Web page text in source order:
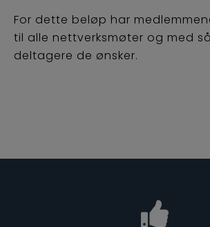
For dette beløp har
til alle nettverksmøter og med
deltagere de ønsker.